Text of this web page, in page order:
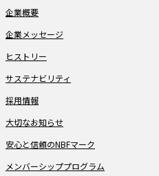
企業概要
企業メッセージ
ヒストリー
サステナビリティ
採用情報
大切なお知らせ
安心と信頼のNBFマーク
メンバーシッププログラム